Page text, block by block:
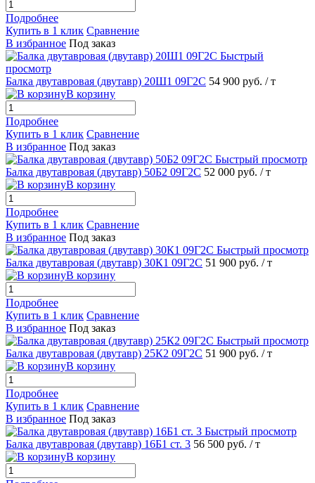
Подробнее
Купить в 1 клик Сравнение
В избранное Под заказ
Быстрый
просмотр
Балка двутавровая (двутавр) 20Ш1 09Г2С 54 900 руб. / т
В корзину
Подробнее
Купить в 1 клик Сравнение
В избранное Под заказ
Быстрый просмотр
Балка двутавровая (двутавр) 50Б2 09Г2С 52 000 руб. / т
В корзину
Подробнее
Купить в 1 клик Сравнение
В избранное Под заказ
Быстрый просмотр
Балка двутавровая (двутавр) 30К1 09Г2С 51 900 руб. / т
В корзину
Подробнее
Купить в 1 клик Сравнение
В избранное Под заказ
Быстрый просмотр
Балка двутавровая (двутавр) 25К2 09Г2С 51 900 руб. / т
В корзину
Подробнее
Купить в 1 клик Сравнение
В избранное Под заказ
Быстрый просмотр
Балка двутавровая (двутавр) 16Б1 ст. 3 56 500 руб. / т
В корзину